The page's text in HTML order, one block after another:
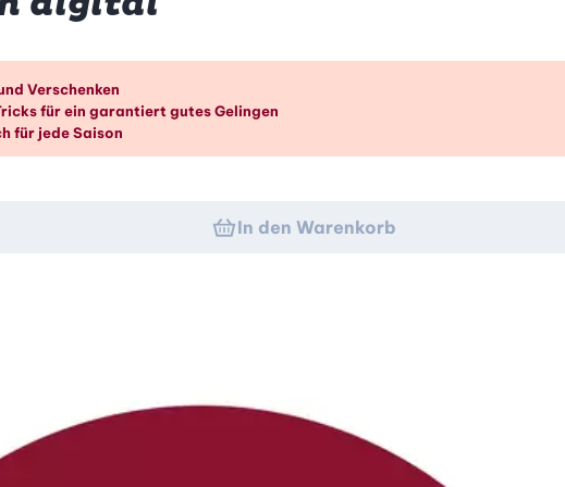
Verschenken
für ein garantiert gutes Gelingen
für jede Saison
In den Warenkorb